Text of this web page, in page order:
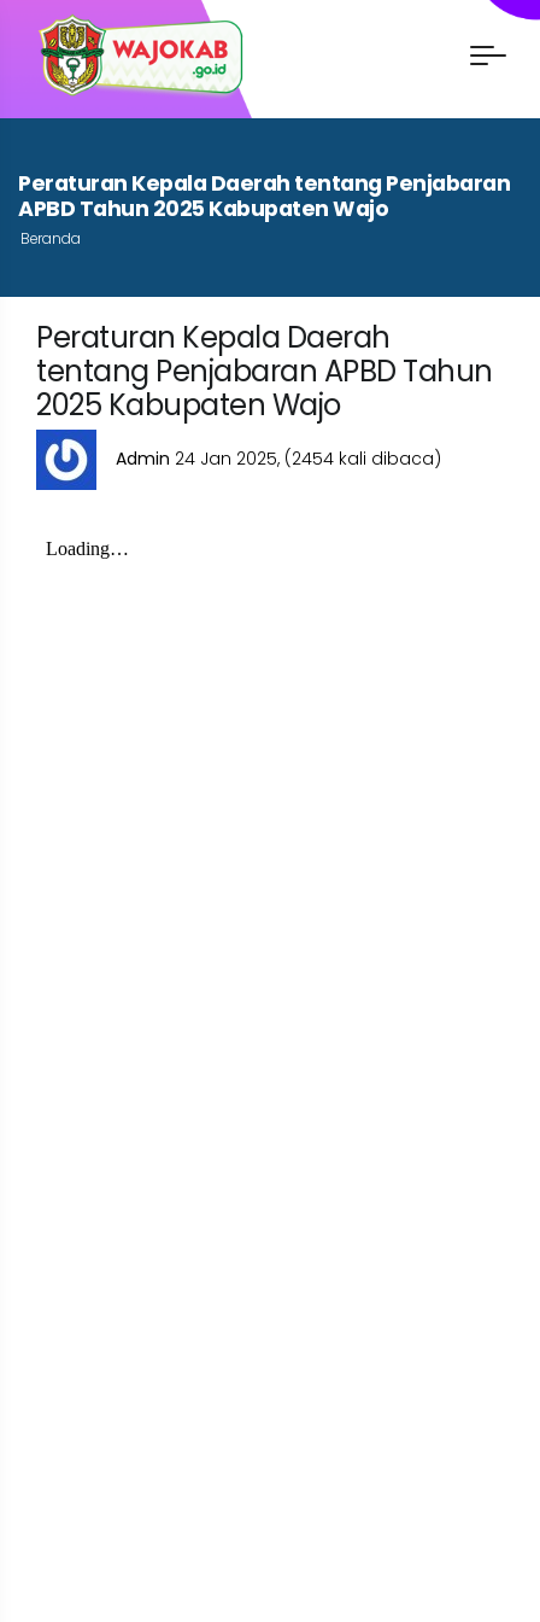
Peraturan Kepala Daerah tentang Penjabaran
APBD Tahun 2025 Kabupaten Wajo
Beranda
Peraturan Kepala Daerah
tentang Penjabaran APBD Tahun
2025 Kabupaten Wajo
Admin 24 Jan 2025, (2454 kali dibaca)